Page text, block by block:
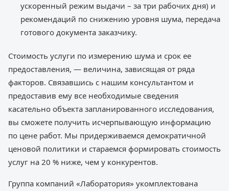
ускоренный режим выдачи – за три рабочих дня) и
рекомендаций по снижению уровня шума, передача
готового документа заказчику.
Стоимость услуги по измерению шума и срок ее
предоставления, — величина, зависящая от ряда
факторов. Связавшись с нашим консультантом и
предоставив ему все необходимые сведения
касательно объекта запланированного исследования,
вы сможете получить исчерпывающую информацию
по цене работ. Мы придерживаемся демократичной
ценовой политики и стараемся формировать стоимость
услуг на 20 % ниже, чем у конкурентов.
Группа компаний «Лаборатория» укомплектована